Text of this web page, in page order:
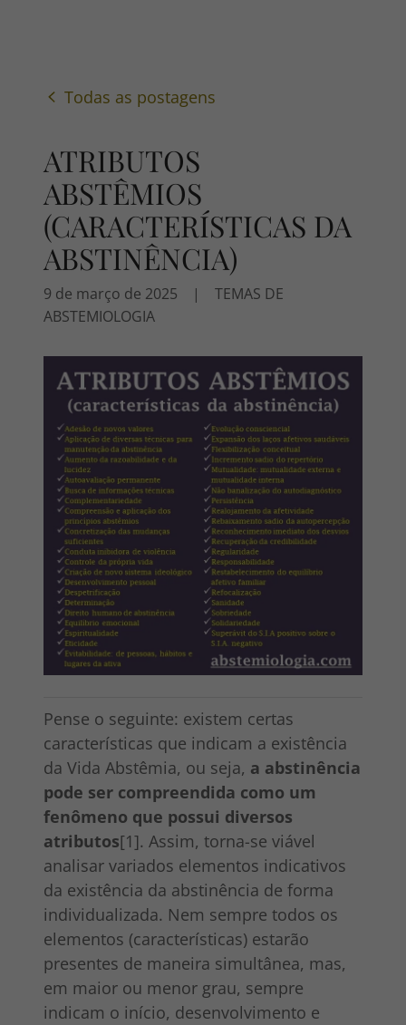
Todas as postagens
ATRIBUTOS
ABSTÊMIOS
(CARACTERÍSTICAS DA
ABSTINÊNCIA)
9 de março de 2025 |
TEMAS DE
ABSTEMIOLOGIA
Pense o seguinte: existem certas
características que indicam a existência
da Vida Abstêmia, ou seja, a abstinência
pode ser compreendida como um
fenômeno que possui diversos
atributos[1]. Assim, torna-se viável
analisar variados elementos indicativos
da existência da abstinência de forma
individualizada. Nem sempre todos os
elementos (características) estarão
presentes de maneira simultânea, mas,
em maior ou menor grau, sempre
indicam o início, desenvolvimento e